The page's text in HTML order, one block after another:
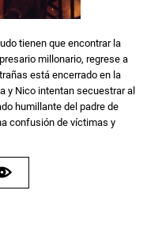
tienen que encontrar la
millonario, regrese a
está encerrado en la
y Nico intentan secuestrar al
humillante del padre de
confusión de víctimas y